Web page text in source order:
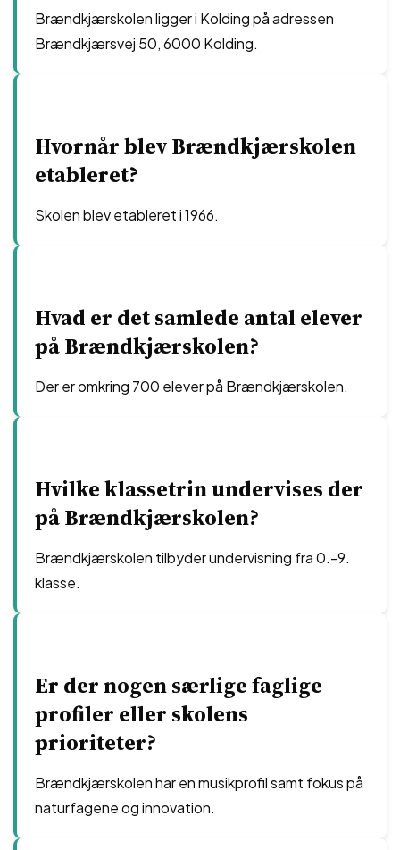
Brændkjærskolen ligger i Kolding på adressen
Brændkjærsvej 50, 6000 Kolding.
Hvornår blev Brændkjærskolen
etableret?
Skolen blev etableret i 1966.
Hvad er det samlede antal elever
på Brændkjærskolen?
Der er omkring 700 elever på Brændkjærskolen.
Hvilke klassetrin undervises der
på Brændkjærskolen?
Brændkjærskolen tilbyder undervisning fra 0.-9.
klasse.
Er der nogen særlige faglige
profiler eller skolens
prioriteter?
Brændkjærskolen har en musikprofil samt fokus på
naturfagene og innovation.